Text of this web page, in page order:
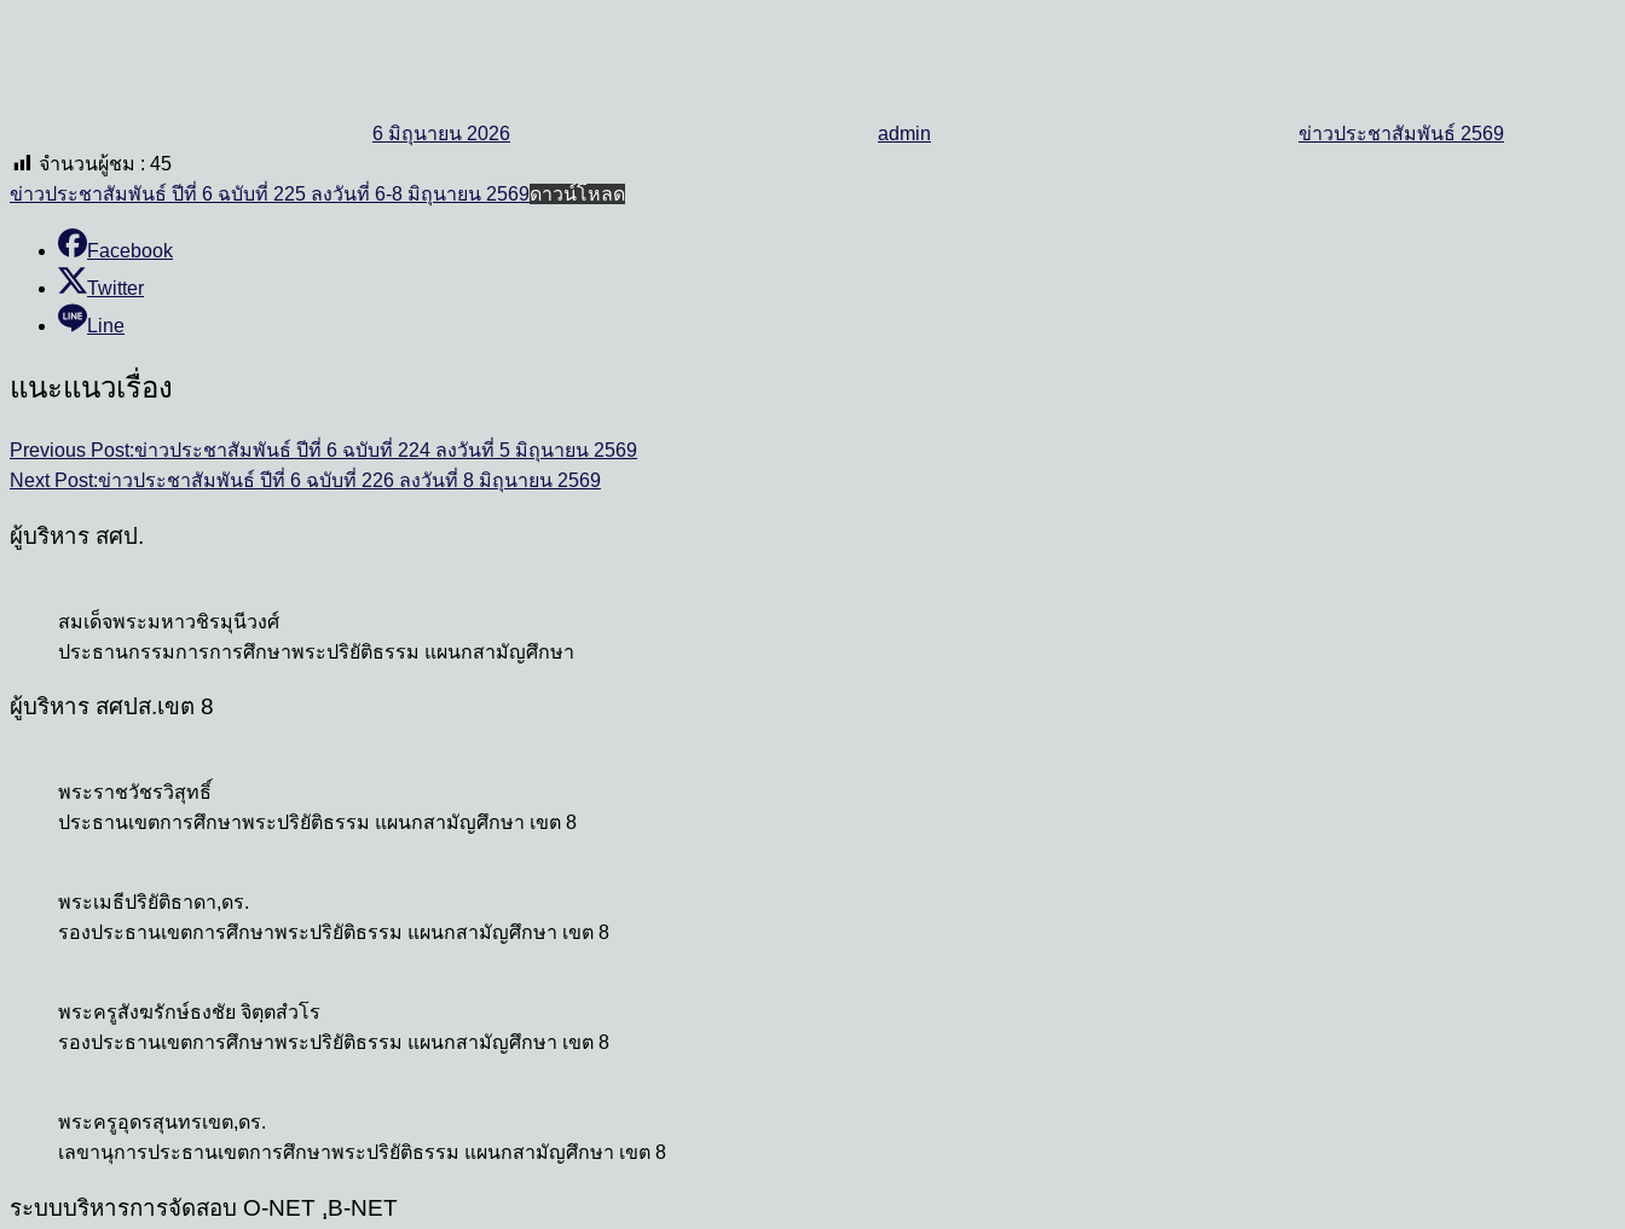
6 มิถุนายน 2026 admin
ข่าวประชาสัมพันธ์ 2569
จำนวนผู้ชม : 45
ข่าวประชาสัมพันธ์ ปีที่ 6 ฉบับที่ 225 ลงวันที่ 6-8 มิถุนายน 2569ดาวน์โหลด
Facebook
Twitter
Line
แนะแนวเรื่อง
Previous Post:ข่าวประชาสัมพันธ์ ปีที่ 6 ฉบับที่ 224 ลงวันที่ 5 มิถุนายน 2569
Next Post:ข่าวประชาสัมพันธ์ ปีที่ 6 ฉบับที่ 226 ลงวันที่ 8 มิถุนายน 2569
ผู้บริหาร สศป.
สมเด็จพระมหาวชิรมุนีวงศ์
ประธานกรรมการการศึกษาพระปริยัติธรรม แผนกสามัญศึกษา
ผู้บริหาร สศปส.เขต 8
พระราชวัชรวิสุทธิ์
ประธานเขตการศึกษาพระปริยัติธรรม แผนกสามัญศึกษา เขต 8
พระเมธีปริยัติธาดา,ดร.
รองประธานเขตการศึกษาพระปริยัติธรรม แผนกสามัญศึกษา เขต 8
พระครูสังฆรักษ์ธงชัย จิตฺตสํวโร
รองประธานเขตการศึกษาพระปริยัติธรรม แผนกสามัญศึกษา เขต 8
พระครูอุดรสุนทรเขต,ดร.
เลขานุการประธานเขตการศึกษาพระปริยัติธรรม แผนกสามัญศึกษา เขต 8
ระบบบริหารการจัดสอบ O-NET ,ฺB-NET